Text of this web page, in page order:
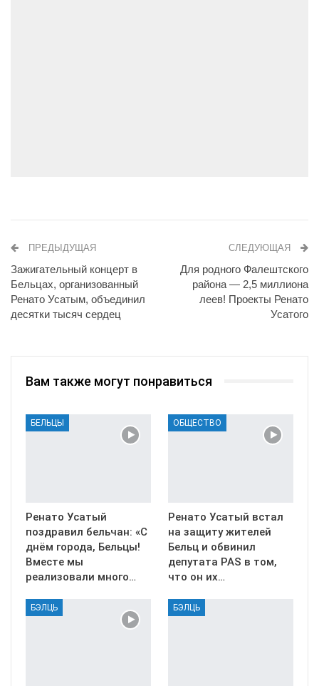
ПРЕДЫДУЩАЯ
Зажигательный концерт в
Бельцах, организованный
Ренато Усатым, объединил
десятки тысяч сердец
СЛЕДУЮЩАЯ
Для родного Фалештского
района — 2,5 миллиона
леев! Проекты Ренато
Усатого
Вам также могут понравиться
БЕЛЬЦЫ
Ренато Усатый
поздравил бельчан: «С
днём города, Бельцы!
Вместе мы
реализовали много…
ОБЩЕСТВО
Ренато Усатый встал
на защиту жителей
Бельц и обвинил
депутата PAS в том,
что он их…
БЭЛЦЬ БЭЛЦЬ